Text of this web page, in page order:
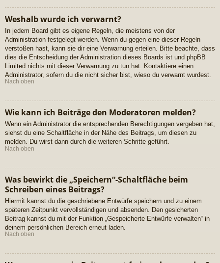
Weshalb wurde ich verwarnt?
In jedem Board gibt es eigene Regeln, die meistens von der
Administration festgelegt werden. Wenn du gegen eine dieser Regeln
verstoßen hast, kann sie dir eine Verwarnung erteilen. Bitte beachte, dass
dies die Entscheidung der Administration dieses Boards ist und phpBB
Limited nichts mit dieser Verwarnung zu tun hat. Kontaktiere einen
Administrator, sofern du die nicht sicher bist, wieso du verwarnt wurdest.
Nach oben
Wie kann ich Beiträge den Moderatoren melden?
Wenn ein Administrator die entsprechenden Berechtigungen vergeben hat,
siehst du eine Schaltfläche in der Nähe des Beitrags, um diesen zu
melden. Du wirst dann durch die weiteren Schritte geführt.
Nach oben
Was bewirkt die „Speichern“-Schaltfläche beim
Schreiben eines Beitrags?
Hiermit kannst du die geschriebene Entwürfe speichern und zu einem
späteren Zeitpunkt vervollständigen und absenden. Den gesicherten
Beitrag kannst du mit der Funktion „Gespeicherte Entwürfe verwalten“ in
deinem persönlichen Bereich erneut laden.
Nach oben